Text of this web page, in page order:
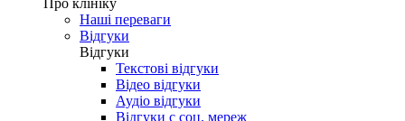
Про клініку
Наші переваги
Відгуки
Відгуки
Текстові відгуки
Відео відгуки
Аудіо відгуки
Відгуки с соц. мереж